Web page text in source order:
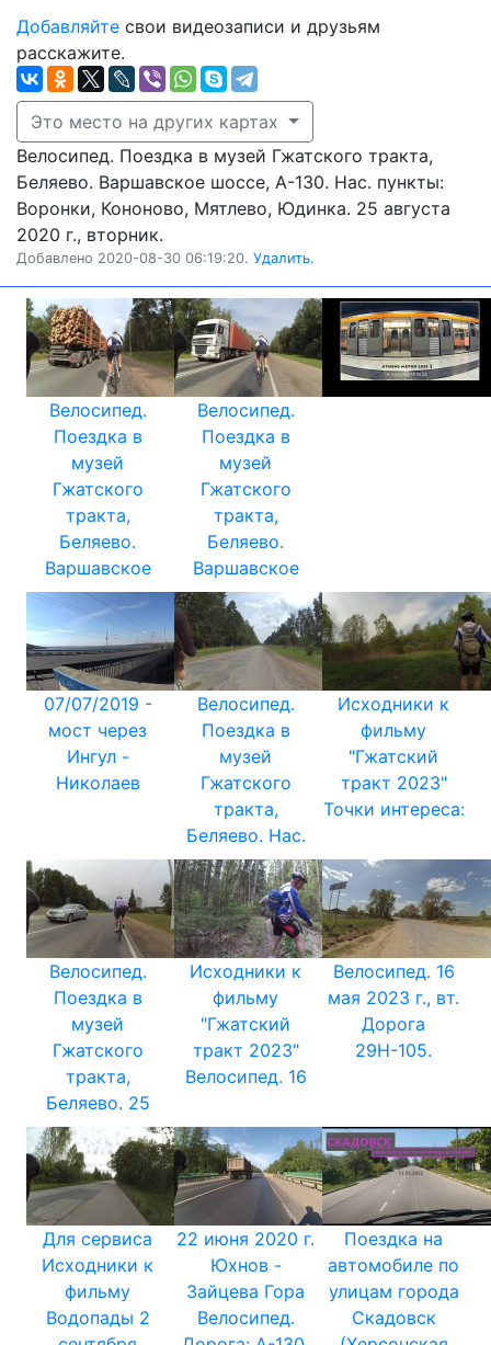
Добавляйте свои видеозаписи и друзьям
расскажите.
Это место на других картах
Велосипед. Поездка в музей Гжатского тракта,
Беляево. Варшавское шоссе, А-130. Нас. пункты:
Воронки, Кононово, Мятлево, Юдинка. 25 августа
2020 г., вторник.
Добавлено 2020-08-30 06:19:20. Удалить.
Велосипед.
Поездка в
музей
Гжатского
тракта,
Беляево.
Варшавское
Велосипед.
Поездка в
музей
Гжатского
тракта,
Беляево.
Варшавское
07/07/2019 -
мост через
Ингул -
Николаев
Велосипед.
Поездка в
музей
Гжатского
тракта,
Беляево. Нас.
Исходники к
фильму
"Гжатский
тракт 2023"
Точки интереса:
Велосипед.
Поездка в
музей
Гжатского
тракта,
Беляево. 25
Исходники к
фильму
"Гжатский
тракт 2023"
Велосипед. 16
Велосипед. 16
мая 2023 г., вт.
Дорога
29Н-105.
Для сервиса
Исходники к
фильму
Водопады 2
22 июня 2020 г.
Юхнов -
Зайцева Гора
Велосипед.
Поездка на
автомобиле по
улицам города
Скадовск